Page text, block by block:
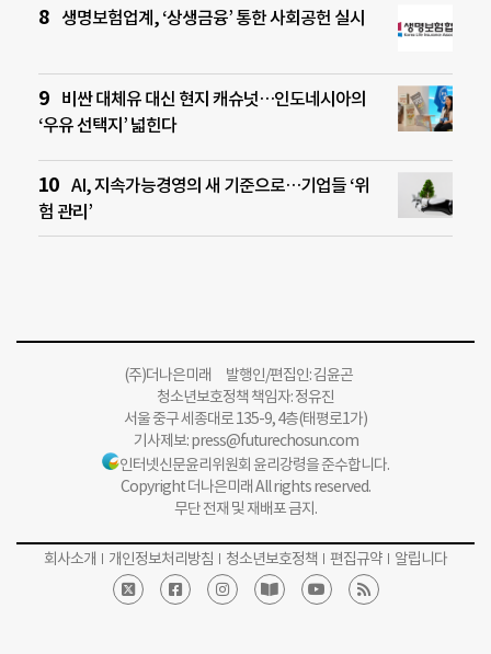
생명보험업계, ‘상생금융’ 통한 사회공헌 실시
비싼 대체유 대신 현지 캐슈넛…인도네시아의
‘우유 선택지’ 넓힌다
AI, 지속가능경영의 새 기준으로…기업들 ‘위
험 관리’
(주)더나은미래 발행인/편집인: 김윤곤
청소년보호정책 책임자: 정유진
서울 중구 세종대로 135-9, 4층(태평로1가)
기사제보:press@futurechosun.com
인터넷신문윤리위원회 윤리강령을 준수합니다.
Copyright 더나은미래 All rights reserved.
무단 전재 및 재배포 금지.
회사소개 개인정보처리방침 청소년보호정책 편집규약 알립니다